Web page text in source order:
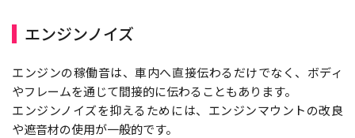
エンジンノイズ
エンジンの稼働音は、車内へ直接伝わるだけでなく、ボディ
やフレームを通じて間接的に伝わることもあります。
エンジンノイズを抑えるためには、エンジンマウントの改良
や遮音材の使用が一般的です。